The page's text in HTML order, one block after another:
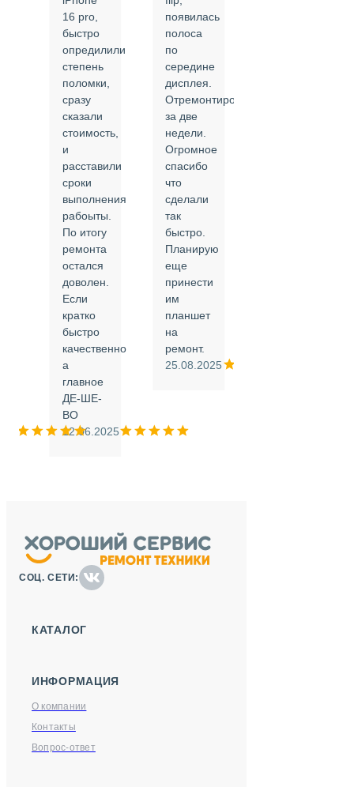
16 pro,
быстро
опредилили
степень
поломки,
сразу
сказали
стоимость,
и
расставили
сроки
выполнения
рабоыты.
По итогу
ремонта
остался
доволен.
Если
кратко
быстро
качественно
а
главное
ДЕ-ШЕ-
ВО
12.06.2025
появилась
полоса
по
середине
дисплея.
Отремонтировали
за две
недели.
Огромное
спасибо
что
сделали
так
быстро.
Планирую
еще
принести
им
планшет
на
ремонт.
25.08.2025
СОЦ. СЕТИ:
КАТАЛОГ
ИНФОРМАЦИЯ
О компании
Контакты
Вопрос-ответ